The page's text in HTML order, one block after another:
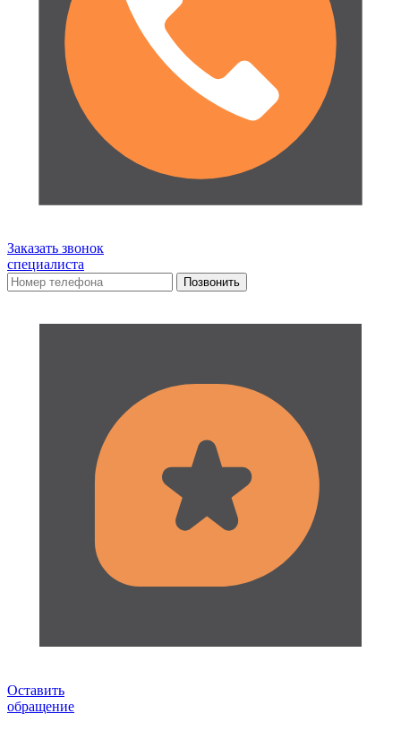
Заказать звонок
специалиста
Оставить
обращение